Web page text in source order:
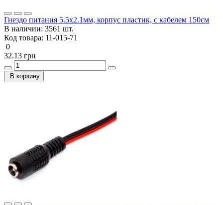
Гнездо питания 5.5x2.1мм, корпус пластик, с кабелем 150см
В наличии: 3561 шт.
Код товара: 11-015-71
0
32.13 грн
В корзину